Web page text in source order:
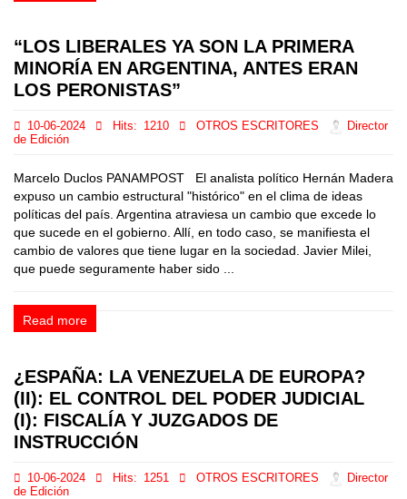
“LOS LIBERALES YA SON LA PRIMERA
MINORÍA EN ARGENTINA, ANTES ERAN
LOS PERONISTAS”
10-06-2024 Hits: 1210 OTROS ESCRITORES
Director
de Edición
Marcelo Duclos PANAMPOST El analista político Hernán Madera
expuso un cambio estructural "histórico" en el clima de ideas
políticas del país. Argentina atraviesa un cambio que excede lo
que sucede en el gobierno. Allí, en todo caso, se manifiesta el
cambio de valores que tiene lugar en la sociedad. Javier Milei,
que puede seguramente haber sido ...
Read more
¿ESPAÑA: LA VENEZUELA DE EUROPA?
(II): EL CONTROL DEL PODER JUDICIAL
(I): FISCALÍA Y JUZGADOS DE
INSTRUCCIÓN
10-06-2024 Hits: 1251 OTROS ESCRITORES
Director
de Edición